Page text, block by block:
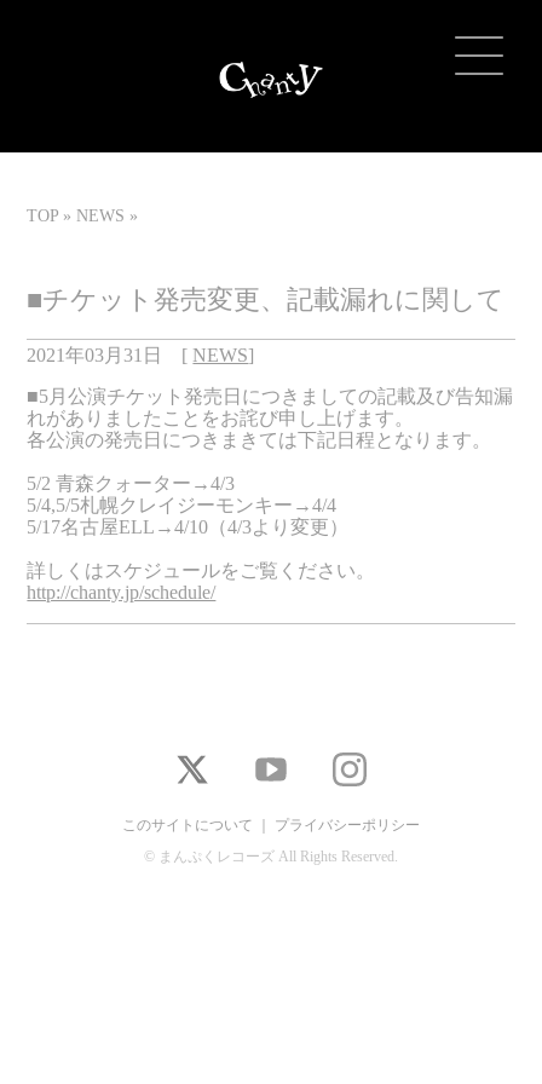
TOP NEWS
■チケット発売変更、記載漏れに関して
2021年03月31日 [ NEWS]
■5月公演チケット発売日につきましての記載及び告知漏
れがありましたことをお詫び申し上げます。
各公演の発売日につきまきては下記日程となります。
5/2 青森クォーター→4/3
5/4,5/5札幌クレイジーモンキー→4/4
5/17名古屋ELL→4/10（4/3より変更）
詳しくはスケジュールをご覧ください。
http://chanty.jp/schedule/
このサイトについて プライバシーポリシー
© まんぷくレコーズ All Rights Reserved.